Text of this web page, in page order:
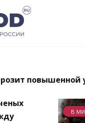
повышенной
В